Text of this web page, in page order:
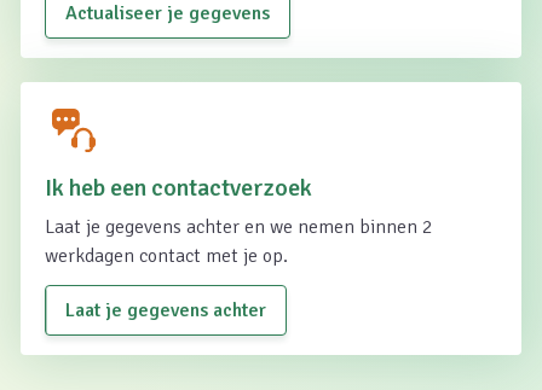
Actualiseer je gegevens
Ik heb een contactverzoek
Laat je gegevens achter en we nemen binnen 2
werkdagen contact met je op.
Laat je gegevens achter